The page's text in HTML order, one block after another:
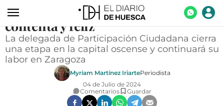
AGROALIMENTACIÓN
DEPORTES
"Donde vaya, seré policía y estaré
contenta y feliz"
La delegada de Participación Ciudadana cierra
una etapa en la capital oscense y continuará su
labor en Zaragoza
Myriam Martínez IriartePeriodista
04 de Julio de 2024
Comentarios
Guardar